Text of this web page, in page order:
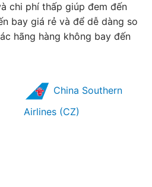
chi phí thấp giúp đem đến
bay giá rẻ và để dễ dàng so
hãng hàng không bay đến
China Southern
Airlines (CZ)